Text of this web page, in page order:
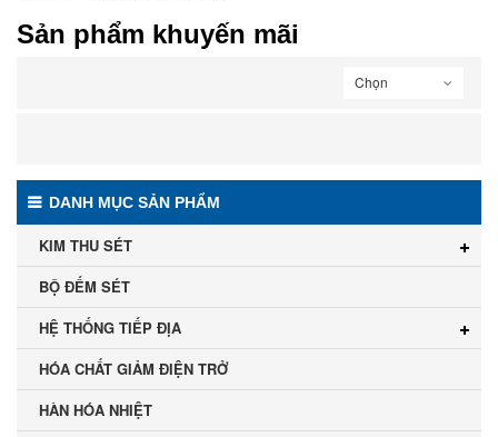
Sản phẩm khuyến mãi
Chọn
DANH MỤC SẢN PHẨM
KIM THU SÉT
BỘ ĐẾM SÉT
HỆ THỐNG TIẾP ĐỊA
HÓA CHẤT GIẢM ĐIỆN TRỞ
HÀN HÓA NHIỆT